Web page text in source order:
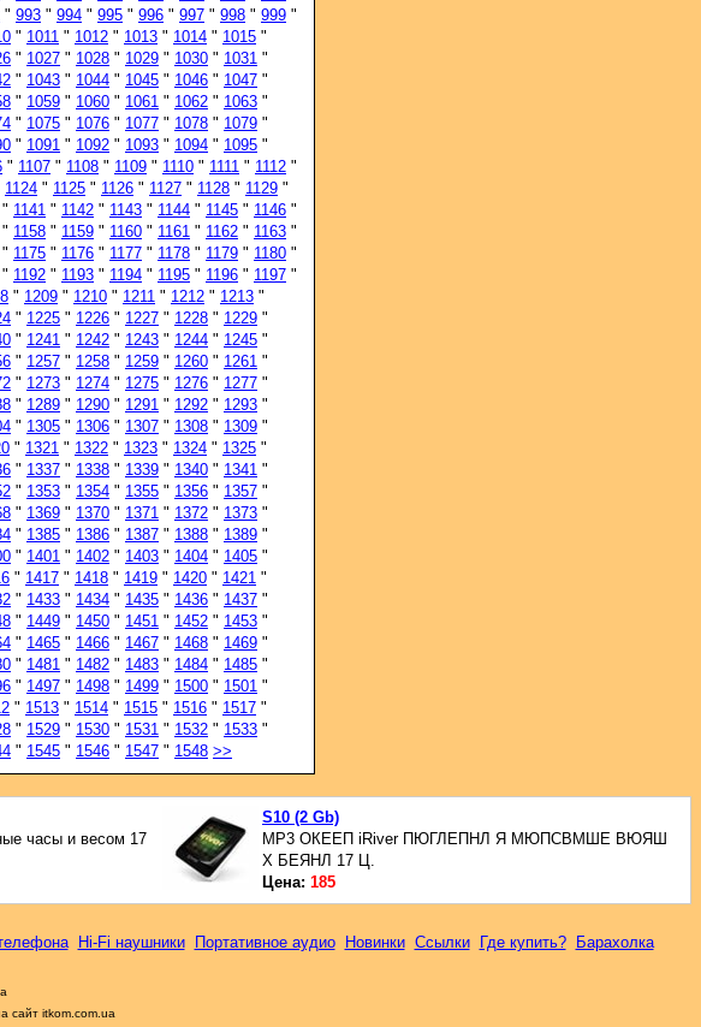
" 993 " 994 " 995 " 996 " 997 " 998 " 999 "
" 1011 " 1012 " 1013 " 1014 " 1015 "
" 1027 " 1028 " 1029 " 1030 " 1031 "
" 1043 " 1044 " 1045 " 1046 " 1047 "
" 1059 " 1060 " 1061 " 1062 " 1063 "
" 1075 " 1076 " 1077 " 1078 " 1079 "
" 1091 " 1092 " 1093 " 1094 " 1095 "
" 1107 " 1108 " 1109 " 1110 " 1111 " 1112 "
1124 " 1125 " 1126 " 1127 " 1128 " 1129 "
" 1141 " 1142 " 1143 " 1144 " 1145 " 1146 "
" 1158 " 1159 " 1160 " 1161 " 1162 " 1163 "
" 1175 " 1176 " 1177 " 1178 " 1179 " 1180 "
" 1192 " 1193 " 1194 " 1195 " 1196 " 1197 "
" 1209 " 1210 " 1211 " 1212 " 1213 "
" 1225 " 1226 " 1227 " 1228 " 1229 "
" 1241 " 1242 " 1243 " 1244 " 1245 "
" 1257 " 1258 " 1259 " 1260 " 1261 "
" 1273 " 1274 " 1275 " 1276 " 1277 "
" 1289 " 1290 " 1291 " 1292 " 1293 "
" 1305 " 1306 " 1307 " 1308 " 1309 "
" 1321 " 1322 " 1323 " 1324 " 1325 "
" 1337 " 1338 " 1339 " 1340 " 1341 "
" 1353 " 1354 " 1355 " 1356 " 1357 "
" 1369 " 1370 " 1371 " 1372 " 1373 "
" 1385 " 1386 " 1387 " 1388 " 1389 "
" 1401 " 1402 " 1403 " 1404 " 1405 "
" 1417 " 1418 " 1419 " 1420 " 1421 "
" 1433 " 1434 " 1435 " 1436 " 1437 "
" 1449 " 1450 " 1451 " 1452 " 1453 "
" 1465 " 1466 " 1467 " 1468 " 1469 "
" 1481 " 1482 " 1483 " 1484 " 1485 "
" 1497 " 1498 " 1499 " 1500 " 1501 "
" 1513 " 1514 " 1515 " 1516 " 1517 "
" 1529 " 1530 " 1531 " 1532 " 1533 "
" 1545 " 1546 " 1547 " 1548 >>
часы и весом 17
S10 (2 Gb)
MP3 ОКЕЕП iRiver ПЮГЛЕПНЛ Я МЮПСВМШЕ ВЮЯШ
Х БЕЯНЛ 17 Ц.
Цена: 185
Hi-Fi наушники Портативное аудио Новинки Ссылки Где купить? Барахолка
сайт itkom.com.ua